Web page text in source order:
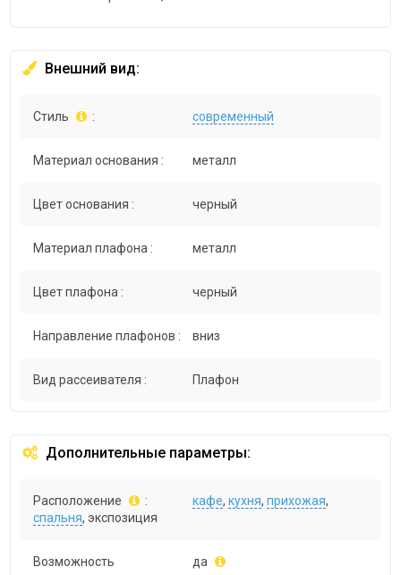
Внешний вид:
Стиль : современный
Материал основания : металл
Цвет основания : черный
Материал плафона : металл
Цвет плафона : черный
Направление плафонов : вниз
Вид рассеивателя : Плафон
Дополнительные параметры:
Расположение : кафе,кухня,прихожая,
спальня, экспозиция
Возможность
да